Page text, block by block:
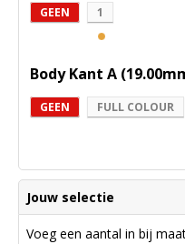
GEEN 1
Body Kant A
GEEN FULL COLOUR
Jouw selectie
Voeg een aantal in bij